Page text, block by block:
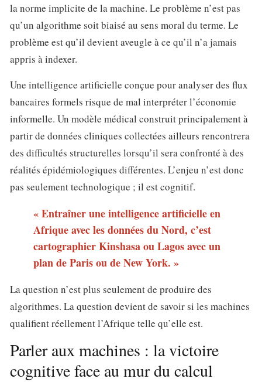
la norme implicite de la machine. Le problème n’est pas
qu’un algorithme soit biaisé au sens moral du terme. Le
problème est qu’il devient aveugle à ce qu’il n’a jamais
appris à indexer.
Une intelligence artificielle conçue pour analyser des flux
bancaires formels risque de mal interpréter l’économie
informelle. Un modèle médical construit principalement à
partir de données cliniques collectées ailleurs rencontrera
des difficultés structurelles lorsqu’il sera confronté à des
réalités épidémiologiques différentes. L’enjeu n’est donc
pas seulement technologique ; il est cognitif.
« Entraîner une intelligence artificielle en
Afrique avec les données du Nord, c’est
cartographier Kinshasa ou Lagos avec un
plan de Paris ou de New York. »
La question n’est plus seulement de produire des
algorithmes. La question devient de savoir si les machines
qualifient réellement l’Afrique telle qu’elle est.
Parler aux machines : la victoire
cognitive face au mur du calcul